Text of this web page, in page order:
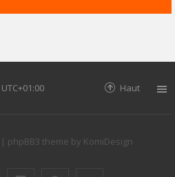
UTC+01:00 Haut
| phpBB3 theme by KomiDesign